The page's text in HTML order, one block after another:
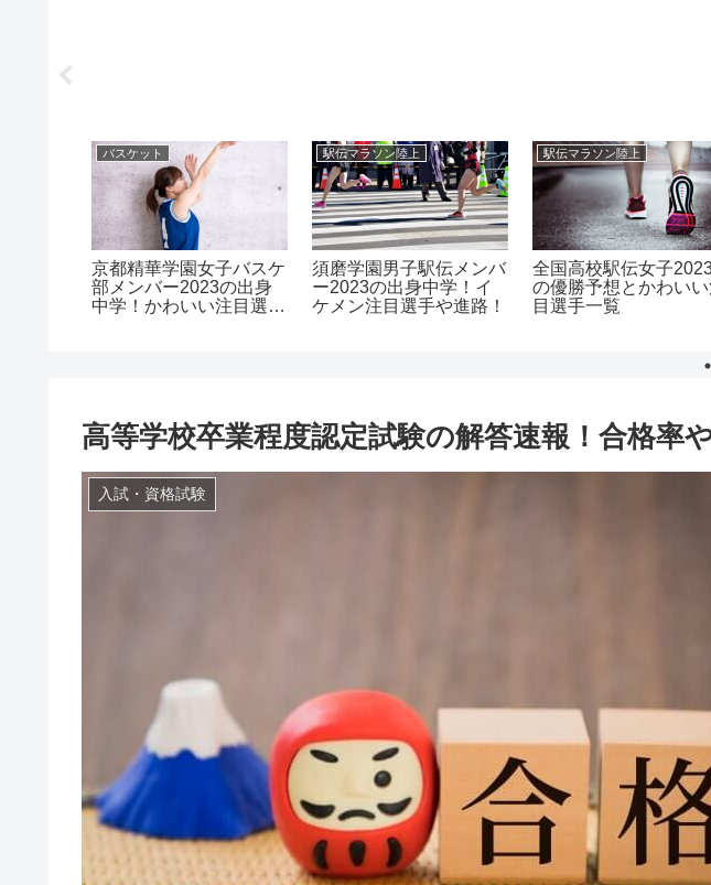
バスケット
京都精華学園女子バスケ
部メンバー2023の出身
中学！かわいい注目選手
駅伝マラソン陸上
須磨学園男子駅伝メンバ
ー2023の出身中学！イ
ケメン注目選手や進路！
駅伝マラソン陸上
全国高校駅伝女子
の優勝予想とかわいい
目選手一覧
高等学校卒業程度認定試験の解答速報！合格率
入試・資格試験